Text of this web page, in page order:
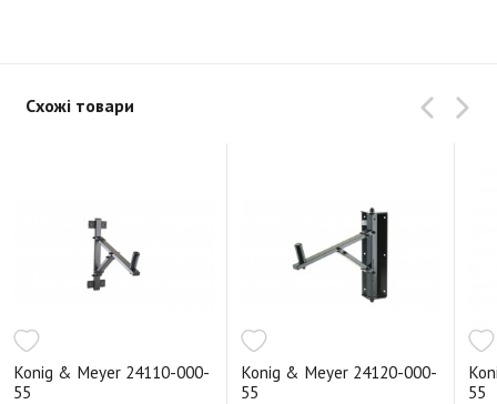
Схожі товари
Konig & Meyer 24110-000-
55
Konig & Meyer 24120-000-
55
55